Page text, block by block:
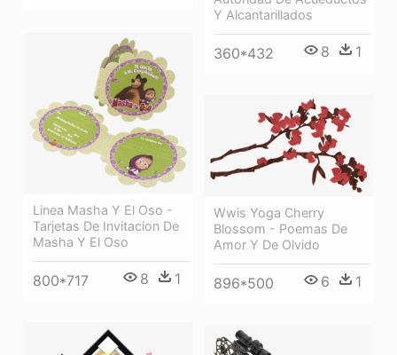
Y Alcantarillados
360*432 8 1
Linea Masha Y El Oso -
Tarjetas De Invitacion De
Masha Y El Oso
800*717 8 1
Wwis Yoga Cherry
Blossom - Poemas De
Amor Y De Olvido
896*500 6 1